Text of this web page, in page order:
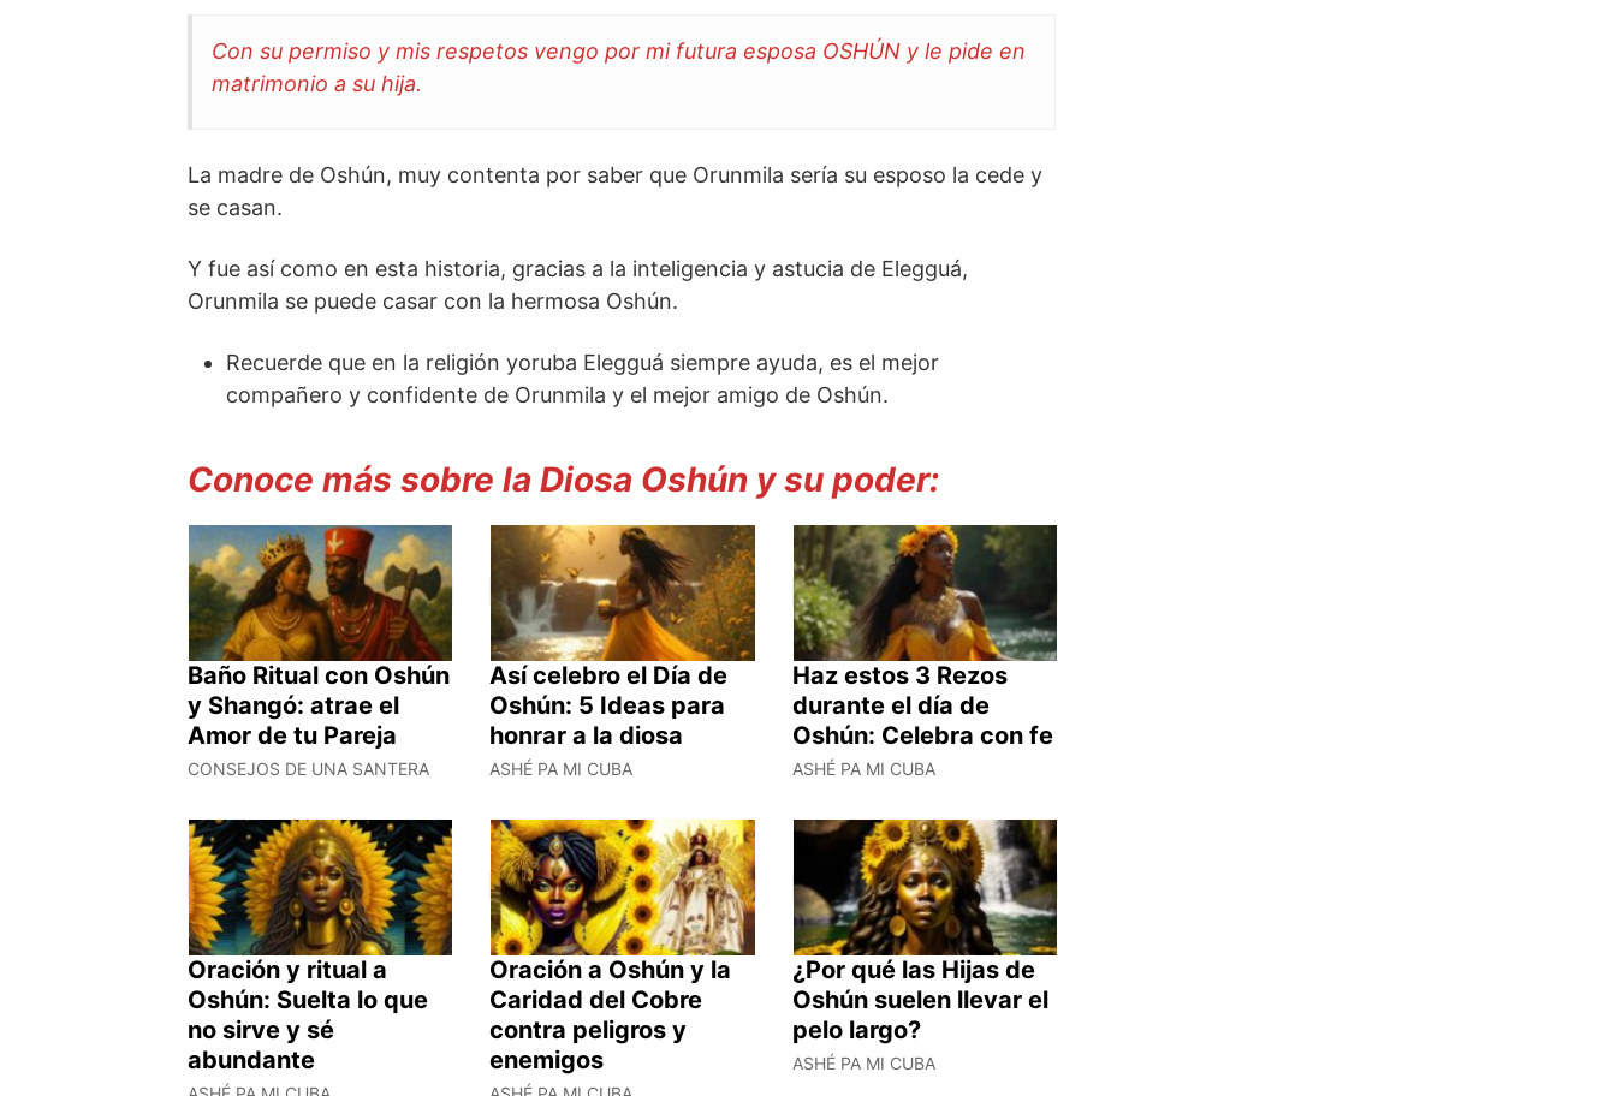
Con su permiso y mis respetos vengo por mi futura esposa OSHÚN y le pide en
matrimonio a su hija.
La madre de Oshún, muy contenta por saber que Orunmila sería su esposo la cede y
se casan.
Y fue así como en esta historia, gracias a la inteligencia y astucia de Elegguá,
Orunmila se puede casar con la hermosa Oshún.
Recuerde que en la religión yoruba Elegguá siempre ayuda, es el mejor
compañero y confidente de Orunmila y el mejor amigo de Oshún.
Conoce más sobre la Diosa Oshún y su poder:
Baño Ritual con Oshún
y Shangó: atrae el
Amor de tu Pareja
CONSEJOS DE UNA SANTERA
Así celebro el Día de
Oshún: 5 Ideas para
honrar a la diosa
ASHÉ PA MI CUBA
Haz estos 3 Rezos
durante el día de
Oshún: Celebra con fe
ASHÉ PA MI CUBA
Oración y ritual a
Oshún: Suelta lo que
no sirve y sé
abundante
Oración a Oshún y la
Caridad del Cobre
contra peligros y
enemigos
¿Por qué las Hijas de
Oshún suelen llevar el
pelo largo?
ASHÉ PA MI CUBA